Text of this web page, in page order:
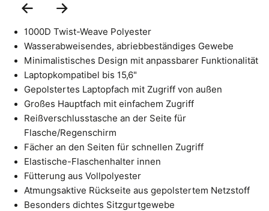
Previous
Slide Slide
1000D Twist-Weave Polyester
Wasserabweisendes, abriebbeständiges Gewebe
Minimalistisches Design mit anpassbarer Funktionalität
Laptopkompatibel bis 15,6"
Gepolstertes Laptopfach mit Zugriff von außen
Großes Hauptfach mit einfachem Zugriff
Reißverschlusstasche an der Seite für
Flasche/Regenschirm
Fächer an den Seiten für schnellen Zugriff
Elastische-Flaschenhalter innen
Fütterung aus Vollpolyester
Atmungsaktive Rückseite aus gepolstertem Netzstoff
Besonders dichtes Sitzgurtgewebe